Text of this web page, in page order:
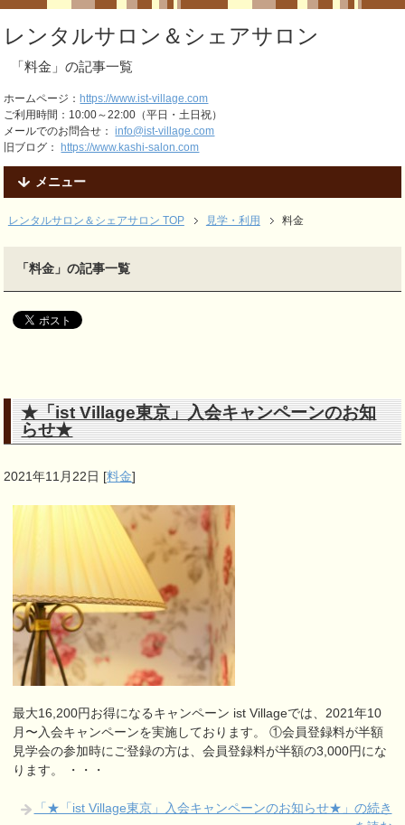
レンタルサロン＆シェアサロン
「料金」の記事一覧
ホームページ：https://www.ist-village.com
ご利用時間：10:00～22:00（平日・土日祝）
メールでのお問合せ：info@ist-village.com
旧ブログ：https://www.kashi-salon.com
メニュー
レンタルサロン＆シェアサロン TOP 見学・利用 料金
「料金」の記事一覧
★「ist Village東京」入会キャンペーンのお知
らせ★
2021年11月22日 [料金]
最大16,200円お得になるキャンペーン ist Villageでは、2021年10
月〜入会キャンペーンを実施しております。 ①会員登録料が半額
見学会の参加時にご登録の方は、会員登録料が半額の3,000円にな
ります。 ・・・
「★「ist Village東京」入会キャンペーンのお知らせ★」の続き